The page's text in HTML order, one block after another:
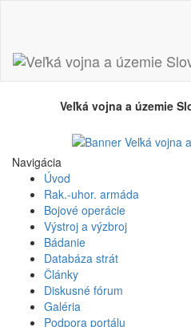
Veľká vojna a územie
Navigácia
Úvod
Rak.-uhor. armáda
Bojové operácie
Výstroj a výzbroj
Bádanie
Databáza strát
Články
Diskusné fórum
Galéria
Podpora portálu